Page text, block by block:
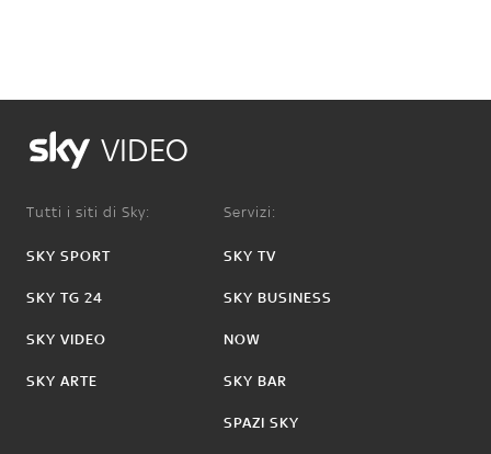
VIDEO
Tutti i siti di Sky:
SKY SPORT
SKY TG 24
SKY VIDEO
SKY ARTE
Servizi:
SKY TV
SKY BUSINESS
NOW
SKY BAR
SPAZI SKY